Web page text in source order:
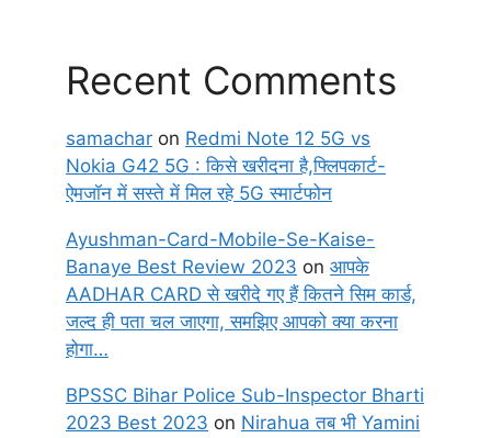
Recent Comments
samachar on Redmi Note 12 5G vs
Nokia G42 5G : किसे खरीदना है,फ्लिपकार्ट-
ऐमजॉन में सस्ते में मिल रहे 5G स्मार्टफोन
Ayushman-Card-Mobile-Se-Kaise-
Banaye Best Review 2023 on आपके
AADHAR CARD से खरीदे गए हैं कितने सिम कार्ड,
जल्द ही पता चल जाएगा, समझिए आपको क्या करना
होगा…
BPSSC Bihar Police Sub-Inspector Bharti
2023 Best 2023 on Nirahua तब भी Yamini